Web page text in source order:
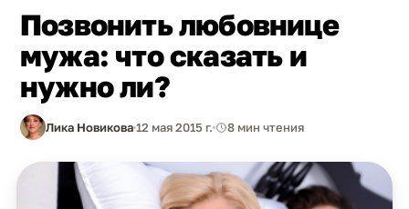
Позвонить любовнице
мужа: что сказать и
нужно ли?
Лика Новикова12 мая 2015 г. 8 мин чтения